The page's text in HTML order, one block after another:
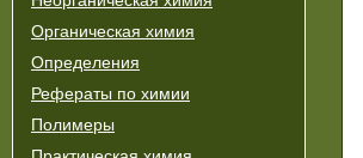
Органическая химия
Определения
Рефераты по химии
Полимеры